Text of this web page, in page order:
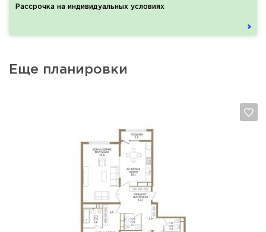
Рассрочка на индивидуальных условиях
Еще планировки
Да, удалить Отмена